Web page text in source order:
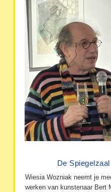
De
Wiesia Wozniak neemt je
werken van kunstenaar Bert